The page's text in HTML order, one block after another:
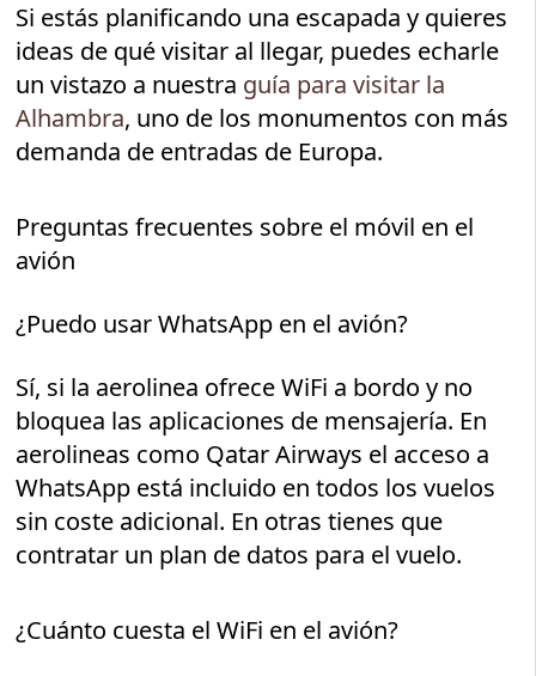
Si estás planificando una escapada y quieres
ideas de qué visitar al llegar, puedes echarle
un vistazo a nuestra guía para visitar la
Alhambra, uno de los monumentos con más
demanda de entradas de Europa.
Preguntas frecuentes sobre el móvil en el
avión
¿Puedo usar WhatsApp en el avión?
Sí, si la aerolinea ofrece WiFi a bordo y no
bloquea las aplicaciones de mensajería. En
aerolineas como Qatar Airways el acceso a
WhatsApp está incluido en todos los vuelos
sin coste adicional. En otras tienes que
contratar un plan de datos para el vuelo.
¿Cuánto cuesta el WiFi en el avión?